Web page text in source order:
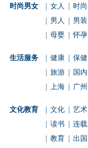
时尚男女 女人 时尚
男人 男装
母婴 怀孕
生活服务 健康 保健
旅游 国内
上海 广州
文化教育 文化 艺术
读书 连载
教育 出国